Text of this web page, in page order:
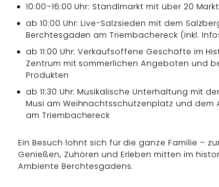
10:00–16:00 Uhr: Standlmarkt mit über 20
ab 10:00 Uhr: Live-Salzsieden mit dem
Berchtesgaden am Triembachereck (inkl.
ab 11:00 Uhr: Verkaufsoffene Geschäfte im
Zentrum mit sommerlichen Angeboten und
Produkten
ab 11:30 Uhr: Musikalische Unterhaltung mit
Musi am Weihnachtsschützenplatz und dem
am Triembachereck
Ein Besuch lohnt sich für die ganze Familie –
Genießen, Zuhören und Erleben mitten im
Ambiente Berchtesgadens.